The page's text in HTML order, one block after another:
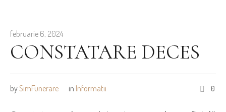
februarie 6, 2024
CONSTATARE DECES
bySimFunerare in Informatii 0